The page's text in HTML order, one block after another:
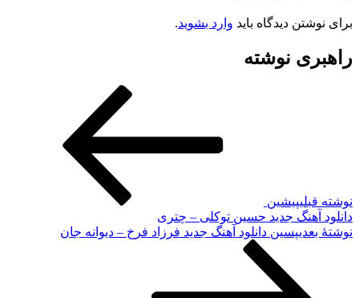
برای نوشتن دیدگاه باید وارد بشوید.
راهبری نوشته
نوشته قبلیپیشین
دانلود آهنگ جدید حسین توکلی – چتری
نوشته‌ٔ بعدیپسین دانلود آهنگ جدید فرزاد فرخ – دیوانه جان